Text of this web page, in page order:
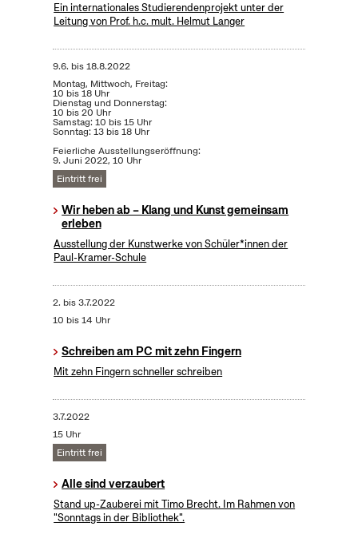
Ein internationales Studierendenprojekt unter der
Leitung von Prof. h.c. mult. Helmut Langer
9.6. bis18.8.2022
Montag, Mittwoch, Freitag:
10 bis 18 Uhr
Dienstag und Donnerstag:
10 bis 20 Uhr
Samstag: 10 bis 15 Uhr
Sonntag: 13 bis 18 Uhr
Feierliche Ausstellungseröffnung:
9. Juni 2022, 10 Uhr
Eintritt frei
Wir heben ab – Klang und Kunst gemeinsam
erleben
Ausstellung der Kunstwerke von Schüler*innen der
Paul-Kramer-Schule
2. bis3.7.2022
10 bis 14 Uhr
Schreiben am PC mit zehn Fingern
Mit zehn Fingern schneller schreiben
3.7.2022
15 Uhr
Eintritt frei
Alle sind verzaubert
Stand up-Zauberei mit Timo Brecht. Im Rahmen von
"Sonntags in der Bibliothek".